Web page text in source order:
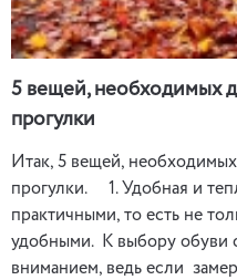
5 вещей, необходимых
прогулки
Итак, 5 вещей,
прогулки. 1. Удобная и
практичными, то есть не
удобными. К выбору обуви
вниманием, ведь если